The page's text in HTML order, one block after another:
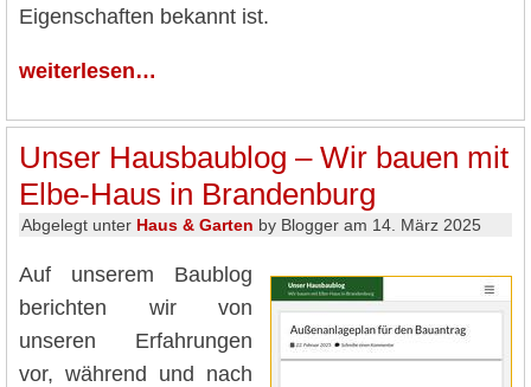
Eigenschaften bekannt ist.
weiterlesen…
Unser Hausbaublog – Wir bauen mit
Elbe-Haus in Brandenburg
Abgelegt unter Haus & Garten by Blogger am 14. März 2025
Auf unserem Baublog
berichten wir von
unseren Erfahrungen
vor, während und nach